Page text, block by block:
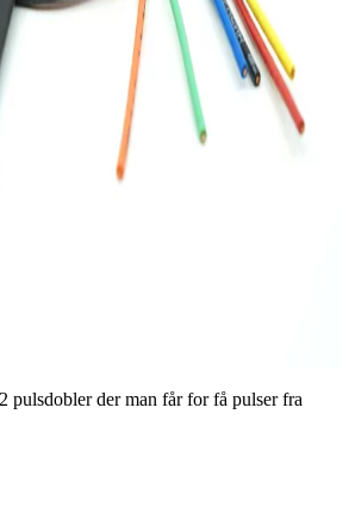
pulsdobler der man får for få pulser fra